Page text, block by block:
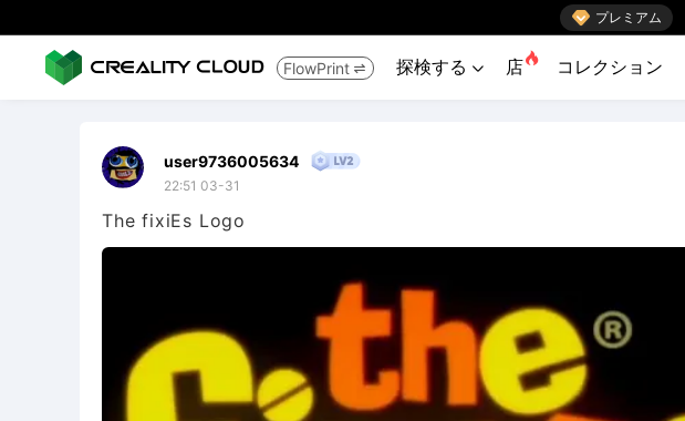
 プレミアム
FlowPrint  探検する  店 コレクション
user9736005634
22:51 03-31
The fixiEs Logo